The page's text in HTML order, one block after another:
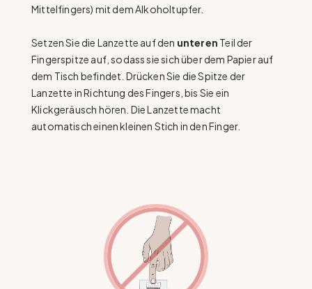
Mittelfingers) mit dem Alkoholtupfer.
Setzen Sie die Lanzette auf den unteren Teil der
Fingerspitze auf, sodass sie sich über dem Papier auf
dem Tisch befindet. Drücken Sie die Spitze der
Lanzette in Richtung des Fingers, bis Sie ein
Klickgeräusch hören. Die Lanzette macht
automatisch einen kleinen Stich in den Finger.